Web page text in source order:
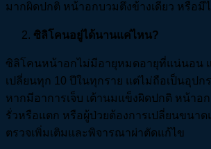
มากผิดปกติ หน้าอกบวมตึงข้างเดียว หรือมี
ซิลิโคนอยู่ได้นานแค่ไหน?
ซิลิโคนหน้าอกไม่มีอายุหมดอายุที่แน่นอน แ
เปลี่ยนทุก 10 ปีในทุกราย แต่ไม่ถือเป็นอุป
หากมีอาการเจ็บ เต้านมแข็งผิดปกติ หน้าอ
รั่วหรือแตก หรือผู้ป่วยต้องการเปลี่ยนขนาด
ตรวจเพิ่มเติมและพิจารณาผ่าตัดแก้ไข